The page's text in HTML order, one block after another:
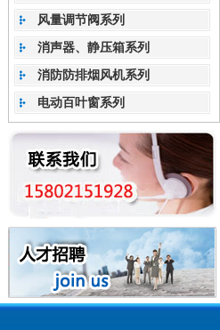
风量调节阀系列
消声器、静压箱系列
消防防排烟风机系列
电动百叶窗系列